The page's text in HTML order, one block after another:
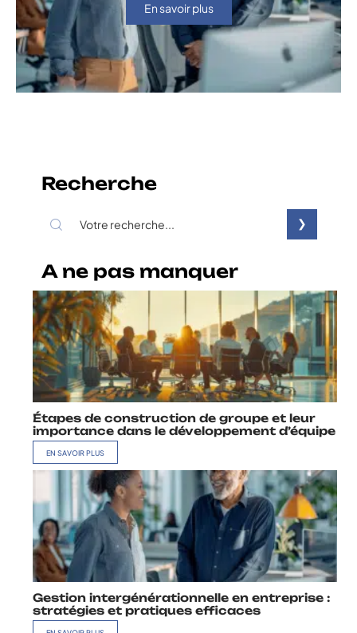
En savoir plus
Recherche
A ne pas manquer
Étapes de construction de groupe et leur
importance dans le développement d’équipe
EN SAVOIR PLUS
Gestion intergénérationnelle en entreprise :
stratégies et pratiques efficaces